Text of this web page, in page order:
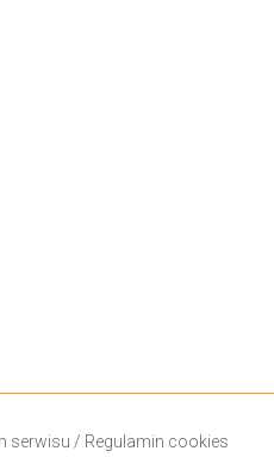
serwisu / Regulamin cookies